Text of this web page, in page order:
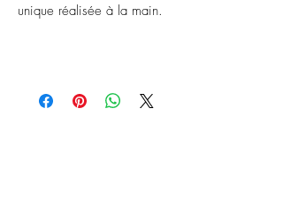
unique réalisée à la main.